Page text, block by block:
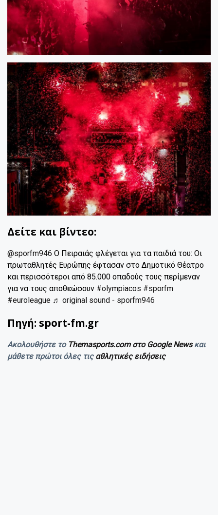
Δείτε και βίντεο:
@sporfm946 Ο Πειραιάς φλέγεται για τα παιδιά του: Οι
πρωταθλητές Ευρώπης έφτασαν στο Δημοτικό Θέατρο
και περισσότεροι από 85.000 οπαδούς τους περίμεναν
για να τους αποθεώσουν #olympiacos #sporfm
#euroleague ♬ original sound - sporfm946
Πηγή: sport-fm.gr
Ακολουθήστε το Themasports.com στο Google Newsκαι
μάθετε πρώτοι όλες τις αθλητικές ειδήσεις